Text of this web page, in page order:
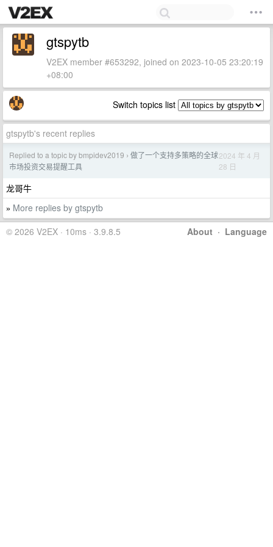
gtspytb
V2EX member #653292, joined on 2023-10-05 23:20:19
+08:00
Switch topics list
gtspytb's recent replies
Replied to a topic by bmpidev2019 › 做了一个支持多策略的全球
市场投资交易提醒工具
2024 年 4 月
28 日
龙哥牛
» More replies by gtspytb
About · Language
© 2026 V2EX · 10ms · 3.9.8.5